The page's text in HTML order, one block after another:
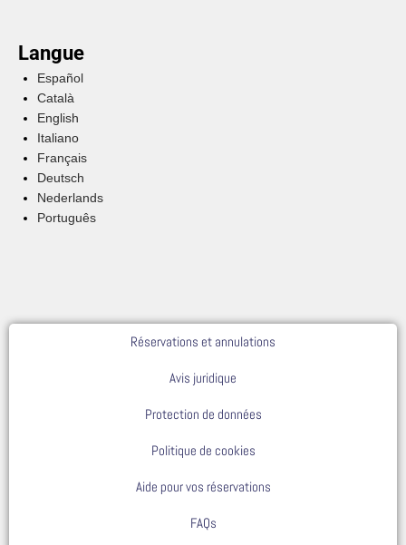
Langue
Español
Català
English
Italiano
Français
Deutsch
Nederlands
Português
Réservations et annulations
Avis juridique
Protection de données
Politique de cookies
Aide pour vos réservations
FAQs